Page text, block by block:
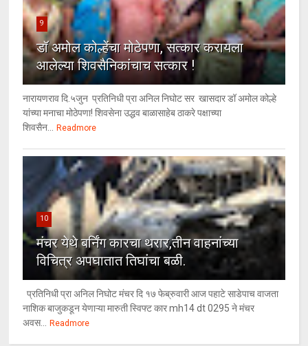
9
डॉ अमोल कोल्हेंचा मोठेपणा, सत्कार करायला
आलेल्या शिवसैनिकांचाच सत्कार !
नारायणराव दि.५जुन प्रतिनिधी प्रा अनिल निघोट सर खासदार डॉ अमोल कोल्हे
यांच्या मनाचा मोठेपणा! शिवसेना उद्धव बाळासाहेब ठाकरे पक्षाच्या
शिवसैन... Readmore
10
मंचर येथे बर्निंग कारचा थरार,तीन वाहनांच्या
विचित्र अपघातात तिघांचा बळी.
प्रतिनिधी प्रा अनिल निघोट मंचर दि १७ फेब्रुवारी आज पहाटे साडेपाच वाजता
नाशिक बाजुकडून येणाऱ्या मारुती स्विफ्ट कार mh14 dt 0295 ने मंचर
अवस... Readmore